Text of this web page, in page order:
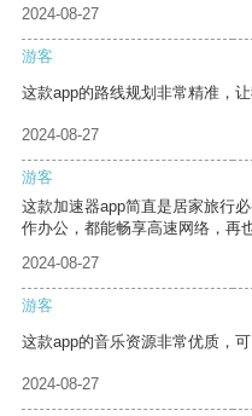
2024-08-27
游客
这款app的路线规划非常精准，
2024-08-27
游客
这款加速器app简直是居家旅行
作办公，都能畅享高速网络，再
2024-08-27
游客
这款app的音乐资源非常优质，
2024-08-27